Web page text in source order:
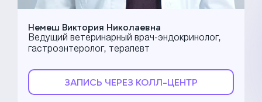
Немеш Виктория Николаевна
Ведущий ветеринарный врач-эндокринолог,
гастроэнтеролог, терапевт
ЗАПИСЬ ЧЕРЕЗ КОЛЛ-ЦЕНТР